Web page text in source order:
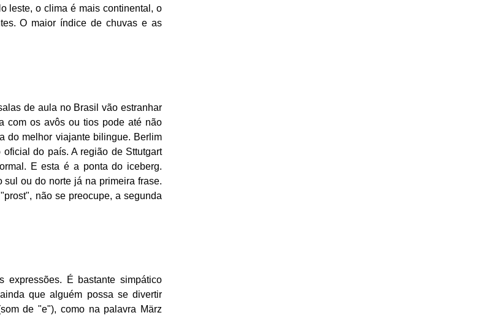
leste, o clima é mais continental, o
O maior índice de chuvas e as
de aula no Brasil vão estranhar
com os avôs ou tios pode até não
do melhor viajante bilingue. Berlim
do país. A região de Sttutgart
E esta é a ponta do iceberg.
ou do norte já na primeira frase.
não se preocupe, a segunda
expressões. É bastante simpático
que alguém possa se divertir
de "e"), como na palavra März